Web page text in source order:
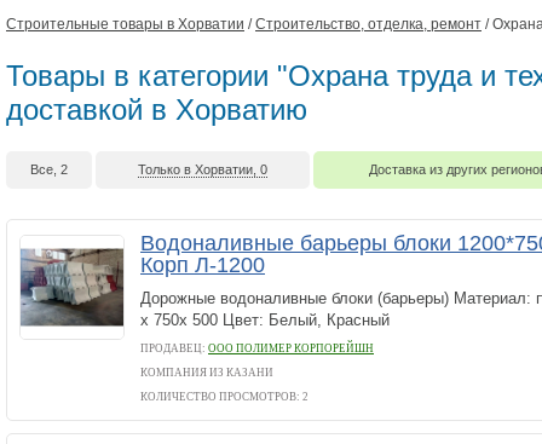
Строительные товары в Хорватии /Строительство, отделка, ремонт /
Товары в категории "Охрана труда и
доставкой в Хорватию
Все, 2 Только в Хорватии, 0 Доставка из других
Водоналивные барьеры блоки
Корп Л-1200
Дорожные водоналивные блоки (барьеры) Материал:
х 750х 500 Цвет: Белый, Красный
ПРОДАВЕЦ: ООО ПОЛИМЕР КОРПОРЕЙШН
КОМПАНИЯ ИЗ КАЗАНИ
КОЛИЧЕСТВО ПРОСМОТРОВ: 2